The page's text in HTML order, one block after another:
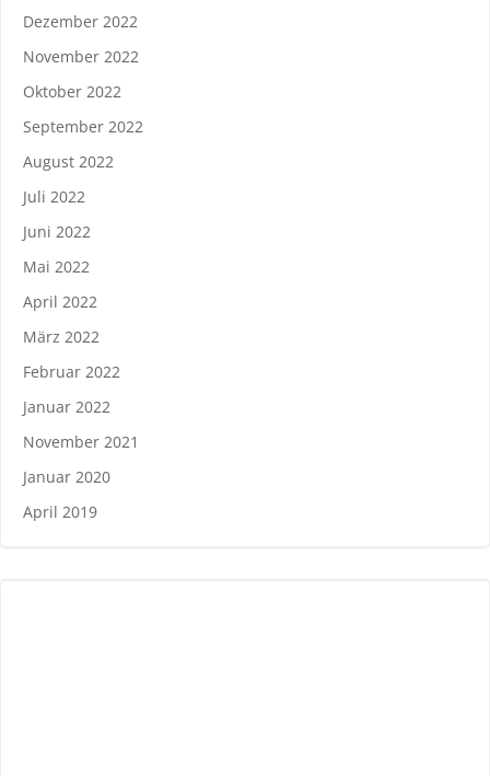
Dezember 2022
November 2022
Oktober 2022
September 2022
August 2022
Juli 2022
Juni 2022
Mai 2022
April 2022
März 2022
Februar 2022
Januar 2022
November 2021
Januar 2020
April 2019